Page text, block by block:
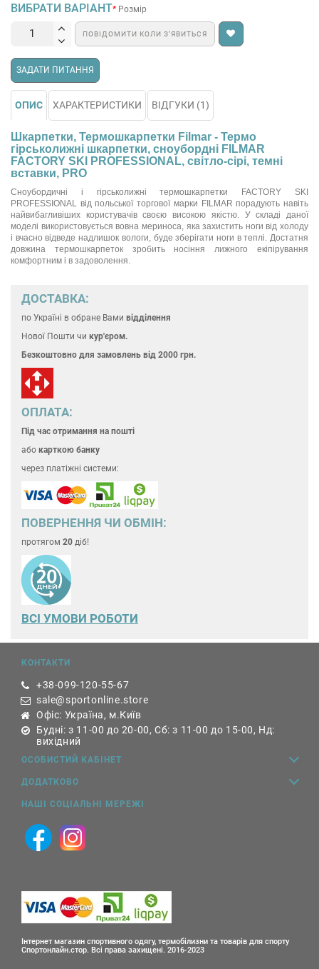
ВИБРАТИ ВАРІАНТ Розмір
ПОВІДОМИТИ КОЛИ З’ЯВИТЬСЯ
ЗАДАТИ ПИТАННЯ
ОПИС ХАРАКТЕРИСТИКИ ВІДГУКИ (1)
Шкарпетки, Термошкарпетки Filmar - Термо
гірськолижні шкарпетки, сноубордні FILMAR
FACTORY SKI PROFESSIONAL, світло-сірі, темні
вставки, PRO
Сноубордичні і гірськолижні термошкарпетки FACTORY SKI
PROFESSIONAL від польської торгової марки FILMAR порадують навіть
найвибагливіших користувачів своєю високою якістю. У складі даної
моделі використовується вовна мериноса, яка захистить ноги від холоду
і вчасно відведе надлишок вологи, буде зберігати ноги в теплі. Достатня
довжина термошкарпеток зробить носіння лижного екіпірування
комфортним і в задоволення.
ДОСТАВКА:
по Україні в обране Вами відділення
Нової Пошти чи кур'єром.
Безкоштовно для замовлень від 2000 грн.
ОПЛАТА:
Під час отримання на пошті
або карткою банку
через платіжні системи:
ПОВЕРНЕННЯ ЧИ ОБМІН:
протягом 20 діб!
ВСІ УМОВИ РОБОТИ
КОНТАКТИ
+38-099-120-55-67
sale@sportonline.store
Офіс: Україна, м.Київ
Будні: з 11-00 до 20-00, Сб: з 11-00 до 15-00, Нд:
вихідний
ОСОБИСТИЙ КАБІНЕТ
ДОДАТКОВО
НАШІ СОЦІАЛЬНІ МЕРЕЖІ
Інтернет магазин спортивного одягу, термобілизни та товарів для спорту
Спортонлайн.стор. Всі права захищені. 2016-2023